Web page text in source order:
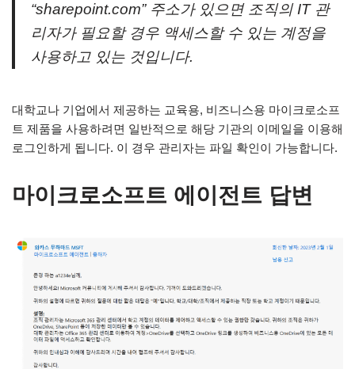
“sharepoint.com” 주소가 있으면 조직의 IT 관
리자가 필요할 경우 액세스할 수 있는 계정을
사용하고 있는 것입니다.
대학교나 기업에서 제공하는 교육용, 비즈니스용 마이크로소프
트 제품을 사용하려면 일반적으로 해당 기관의 이메일을 이용해
로그인하게 됩니다. 이 경우 관리자는 파일 확인이 가능합니다.
마이크로소프트 에이전트 답변